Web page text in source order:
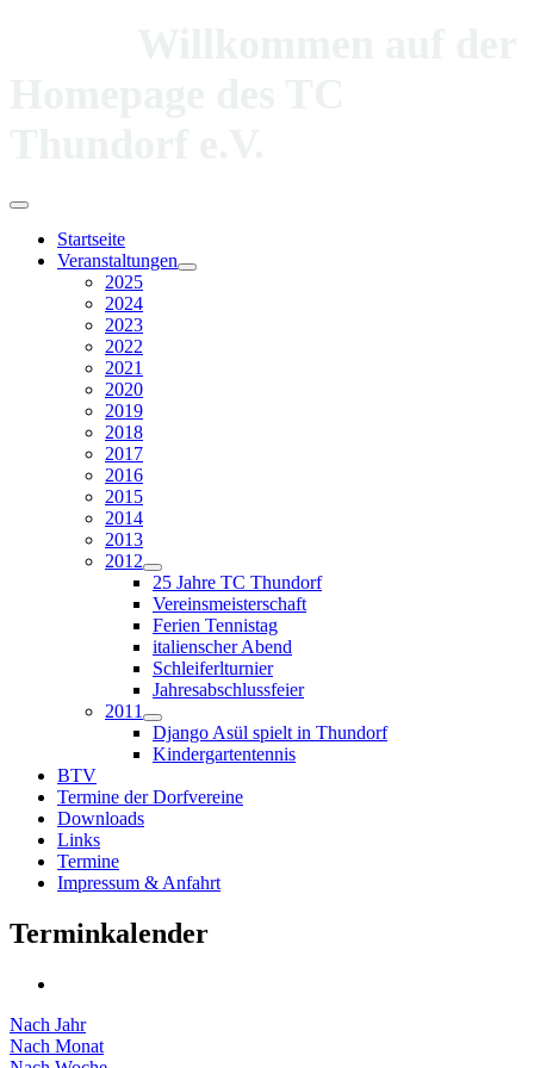
Startseite
Veranstaltungen
2025
2024
2023
2022
2021
2020
2019
2018
2017
2016
2015
2014
2013
2012
25 Jahre TC Thundorf
Vereinsmeisterschaft
Ferien Tennistag
italienscher Abend
Schleiferlturnier
Jahresabschlussfeier
2011
Django Asül spielt in Thundorf
Kindergartentennis
BTV
Termine der Dorfvereine
Downloads
Links
Termine
Impressum & Anfahrt
Terminkalender
Nach Jahr
Nach Monat